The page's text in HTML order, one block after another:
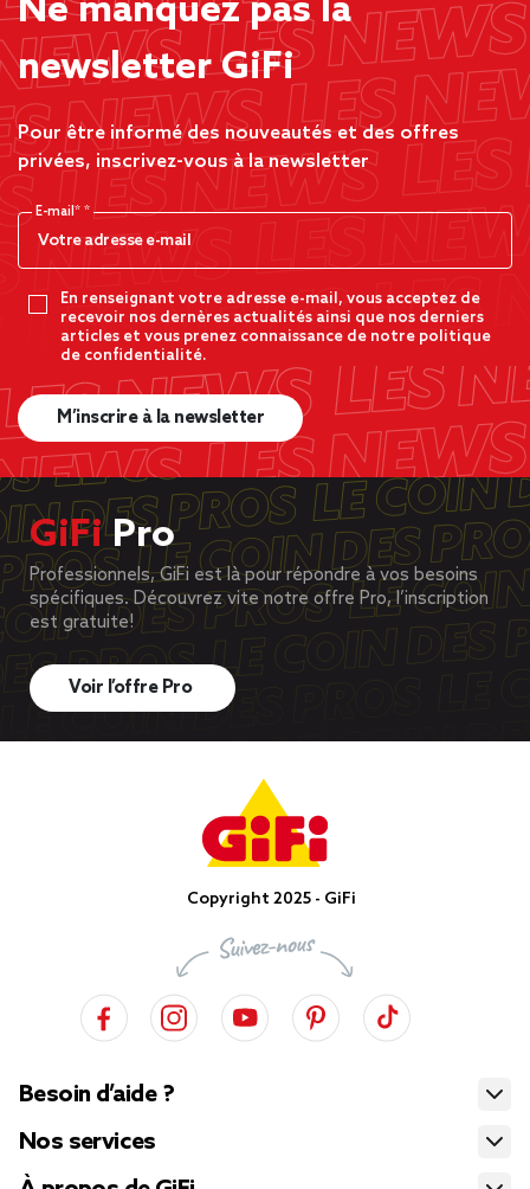
Ne manquez pas la
newsletter GiFi
Pour être informé des nouveautés et des offres
privées, inscrivez-vous à la newsletter
E-mail*
En renseignant votre adresse e-mail, vous acceptez de
recevoir nos dernères actualités ainsi que nos derniers
articles et vous prenez connaissance de notre politique
de confidentialité.
M’inscrire à la newsletter
GiFiPro
Professionnels, GiFi est là pour répondre à vos besoins
spécifiques. Découvrez vite notre offre Pro, l’inscription
est gratuite!
Voir l’offre Pro
Copyright 2025 - GiFi
Besoin d’aide ?
Nos services